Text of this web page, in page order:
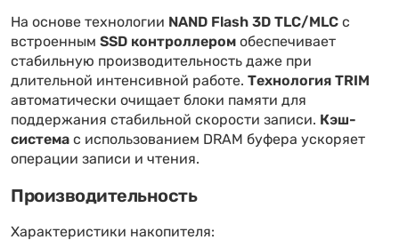
На основе технологии NAND Flash 3D TLC/MLCс
встроенным SSD контроллеромобеспечивает
стабильную производительность даже при
длительной интенсивной работе. Технология TRIM
автоматически очищает блоки памяти для
поддержания стабильной скорости записи. Кэш-
системас использованием DRAM буфера ускоряет
операции записи и чтения.
Производительность
Характеристики накопителя: